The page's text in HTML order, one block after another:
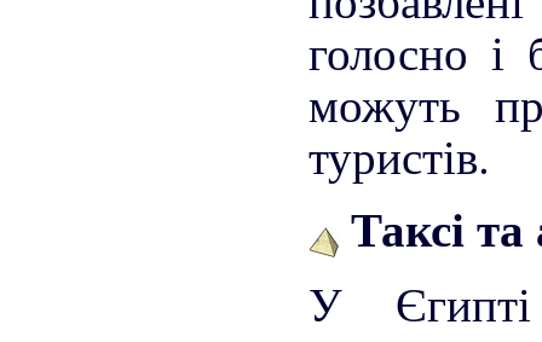
голосно і
можуть
туристів.
Таксі
У